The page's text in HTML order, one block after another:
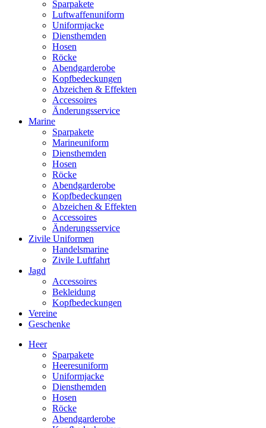
Sparpakete
Luftwaffenuniform
Uniformjacke
Diensthemden
Hosen
Röcke
Abendgarderobe
Kopfbedeckungen
Abzeichen & Effekten
Accessoires
Änderungsservice
Marine
Sparpakete
Marineuniform
Diensthemden
Hosen
Röcke
Abendgarderobe
Kopfbedeckungen
Abzeichen & Effekten
Accessoires
Änderungsservice
Zivile Uniformen
Handelsmarine
Zivile Luftfahrt
Jagd
Accessoires
Bekleidung
Kopfbedeckungen
Vereine
Geschenke
Heer
Sparpakete
Heeresuniform
Uniformjacke
Diensthemden
Hosen
Röcke
Abendgarderobe